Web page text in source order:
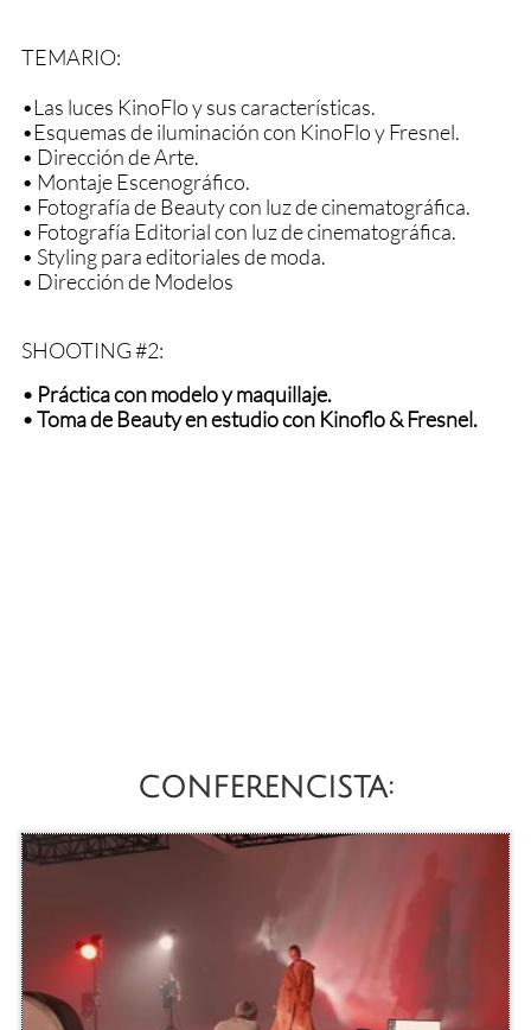
TEMARIO:
•Las luces KinoFlo y sus características.
•Esquemas de iluminación con KinoFlo y Fresnel.
​• Dirección de Arte.
​• Montaje Escenográfico.
• Fotografía de Beauty con luz de cinematográfica.
• Fotografía Editorial con luz de cinematográfica.
• Styling para editoriales de moda.
• Dirección de Modelos
SHOOTING #2:
• Práctica con modelo y maquillaje.
• Toma de Beauty en estudio con Kinoflo & Fresnel.
CONFERENCISTA: